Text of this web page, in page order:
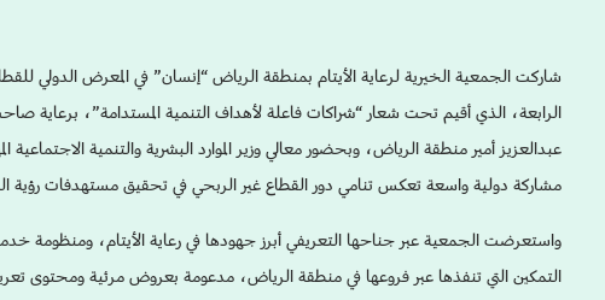
الرابعة، الذي أقيم تحت شعار “شراكات فاعلة لأهداف التنمية المستدامة”، برعاية
عبدالعزيز أمير منطقة الرياض، وبحضور معالي وزير الموارد البشرية والتنمية
مشاركة دولية واسعة تعكس تنامي دور القطاع غير الربحي في تحقيق مستهدفات رؤية
واستعرضت الجمعية عبر جناحها التعريفي أبرز جهودها في رعاية الأيتام، ومنظومة
التمكين التي تنفذها عبر فروعها في منطقة الرياض، مدعومة بعروض مرئية ومحتوى